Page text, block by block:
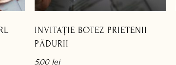
INVITAȚIE BOTEZ PRIETENII
PĂDURII
5,00 lei